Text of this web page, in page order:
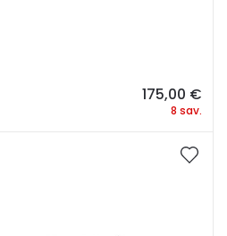
175,00 €
8 sav.